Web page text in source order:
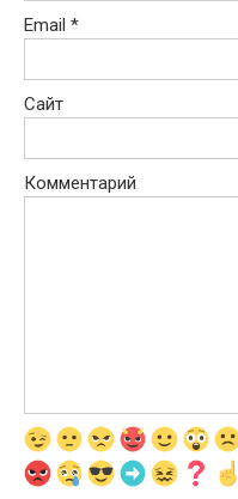
Email *
Сайт
Комментарий